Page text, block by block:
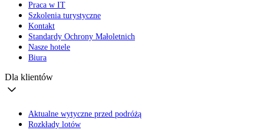
Praca w IT
Szkolenia turystyczne
Kontakt
Standardy Ochrony Małoletnich
Nasze hotele
Biura
Dla klientów
Aktualne wytyczne przed podróżą
Rozkłady lotów